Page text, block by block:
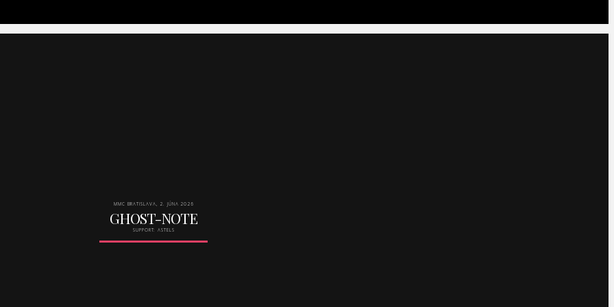
MMC BRATISLAVA, 2. JÚNA 2026
GHOST-NOTE
SUPPORT: ASTELS